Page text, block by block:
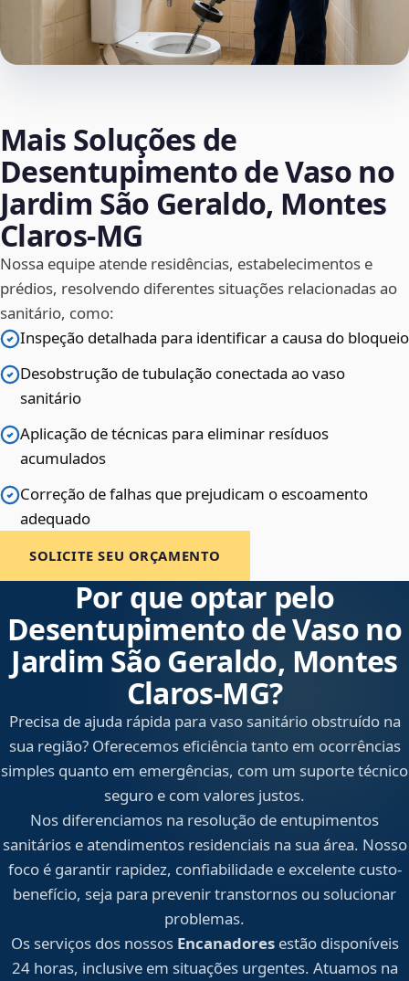
Mais Soluções de
Desentupimento de Vaso no
Jardim São Geraldo, Montes
Claros‑MG
Nossa equipe atende residências, estabelecimentos e
prédios, resolvendo diferentes situações relacionadas ao
sanitário, como:
Inspeção detalhada para identificar a causa do bloqueio
Desobstrução de tubulação conectada ao vaso
sanitário
Aplicação de técnicas para eliminar resíduos
acumulados
Correção de falhas que prejudicam o escoamento
adequado
SOLICITE SEU ORÇAMENTO
Por que optar pelo
Desentupimento de Vaso no
Jardim São Geraldo, Montes
Claros‑MG?
Precisa de ajuda rápida para vaso sanitário obstruído na
sua região? Oferecemos eficiência tanto em ocorrências
simples quanto em emergências, com um suporte técnico
seguro e com valores justos.
Nos diferenciamos na resolução de entupimentos
sanitários e atendimentos residenciais na sua área. Nosso
foco é garantir rapidez, confiabilidade e excelente custo-
benefício, seja para prevenir transtornos ou solucionar
problemas.
Os serviços dos nossos Encanadoresestão disponíveis
24 horas, inclusive em situações urgentes. Atuamos na